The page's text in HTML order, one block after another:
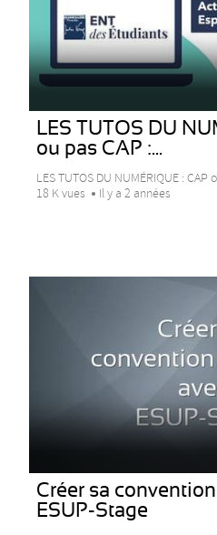
LES TUTOS DU
ou pas CAP :...
LES TUTOS DU NUMÉRIQUE : CAP
18 K vues
Il y a 2 années
Créer sa
ESUP-Stage